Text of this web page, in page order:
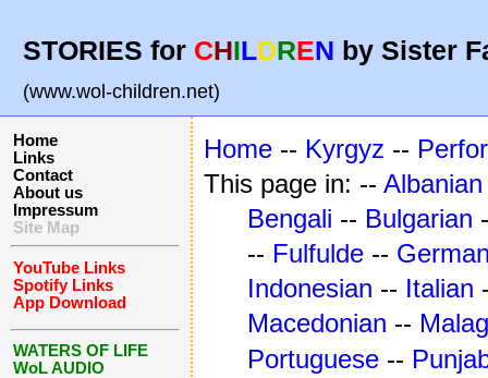
STORIES for CHILDREN by Sister
(www.wol-children.net)
Home
Links
Contact
About us
Impressum
Site Map
YouTube Links
Spotify Links
App Download
WATERS OF LIFE
WoL AUDIO
Home -- Kyrgyz --
This page in: -- Albanian
Bengali -- Bulgarian
-- Fulfulde --
Indonesian -- Italian
Macedonian --
Portuguese --